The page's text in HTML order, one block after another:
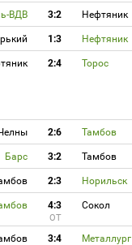
ВДВ 3:2 Нефтяник
1:3 Нефтяник
2:4 Торос
2:6 Тамбов
Барс 3:2 Тамбов
2:3 Норильск
4:3 Сокол
ОТ
3:4 Металлург